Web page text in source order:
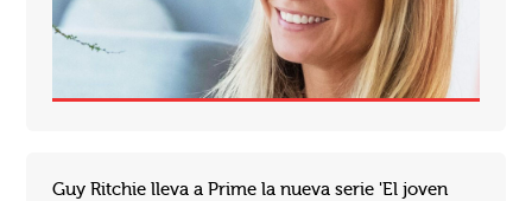
Guy Ritchie lleva a Prime la nueva serie 'El joven